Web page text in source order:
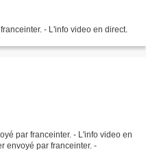
- L'info video en direct.
par franceinter. - L'info video en
envoyé par franceinter. -